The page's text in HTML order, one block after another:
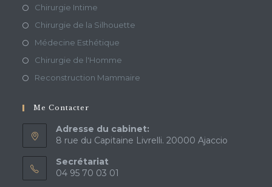
Chirurgie Intime
Chirurgie de la Silhouette
Médecine Esthétique
Chirurgie de l'Homme
Reconstruction Mammaire
Me Contacter
Adresse du cabinet:
8 rue du Capitaine Livrelli. 20000 Ajaccio
Secrétariat
04 95 70 03 01